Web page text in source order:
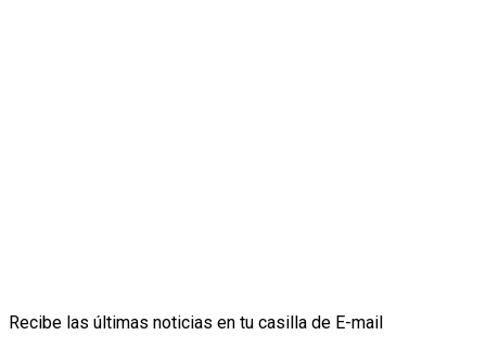
Recibe las últimas noticias en tu casilla de E-mail